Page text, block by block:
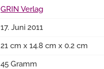
GRIN Verlag
17. Juni 2011
21 cm x 14.8 cm x 0.2 cm
45 Gramm